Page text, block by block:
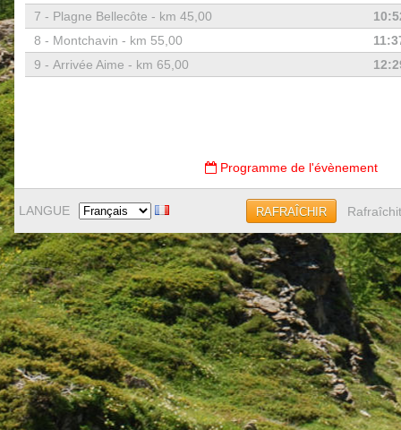
7 - Plagne Bellecôte - km 45,00
8 - Montchavin - km 55,00
9 - Arrivée Aime - km 65,00
Programme de l'évènement
LANGUE RAFRAÎCHIR